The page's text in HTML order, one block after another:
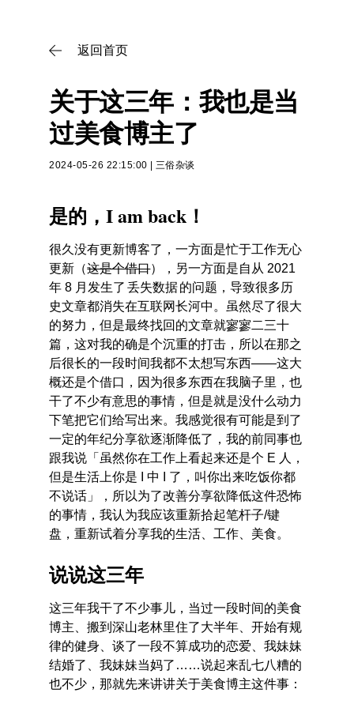
 返回首页
关于这三年：我也是当
过美食博主了
2024-05-26 22:15:00 三俗杂谈
是的，I am back！
很久没有更新博客了，一方面是忙于工作无心
更新（这是个借口），另一方面是自从 2021
年 8 月发生了 丢失数据的问题，导致很多历
史文章都消失在互联网长河中。虽然尽了很大
的努力，但是最终找回的文章就寥寥二三十
篇，这对我的确是个沉重的打击，所以在那之
后很长的一段时间我都不太想写东西——这大
概还是个借口，因为很多东西在我脑子里，也
干了不少有意思的事情，但是就是没什么动力
下笔把它们给写出来。我感觉很有可能是到了
一定的年纪分享欲逐渐降低了，我的前同事也
跟我说「虽然你在工作上看起来还是个 E 人，
但是生活上你是 I 中 I 了，叫你出来吃饭你都
不说话」，所以为了改善分享欲降低这件恐怖
的事情，我认为我应该重新拾起笔杆子/键
盘，重新试着分享我的生活、工作、美食。
说说这三年
这三年我干了不少事儿，当过一段时间的美食
博主、搬到深山老林里住了大半年、开始有规
律的健身、谈了一段不算成功的恋爱、我妹妹
结婚了、我妹妹当妈了……说起来乱七八糟的
也不少，那就先来讲讲关于美食博主这件事：